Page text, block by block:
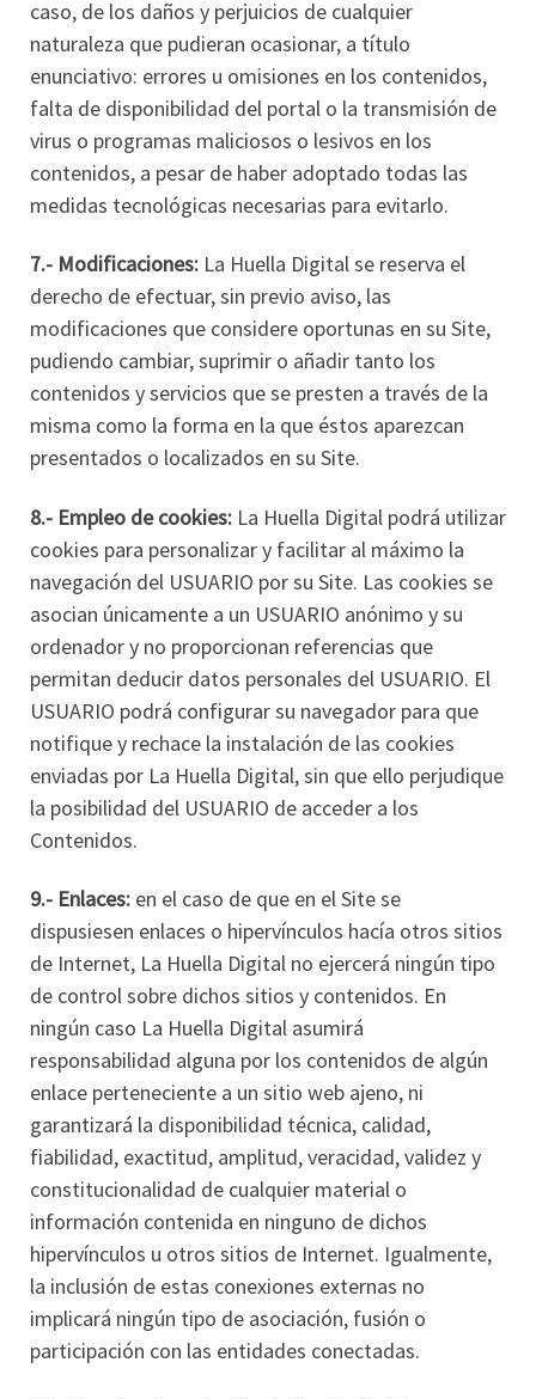
caso, de los daños y perjuicios de cualquier
naturaleza que pudieran ocasionar, a título
enunciativo: errores u omisiones en los contenidos,
falta de disponibilidad del portal o la transmisión de
virus o programas maliciosos o lesivos en los
contenidos, a pesar de haber adoptado todas las
medidas tecnológicas necesarias para evitarlo.
7.- Modificaciones: La Huella Digital se reserva el
derecho de efectuar, sin previo aviso, las
modificaciones que considere oportunas en su Site,
pudiendo cambiar, suprimir o añadir tanto los
contenidos y servicios que se presten a través de la
misma como la forma en la que éstos aparezcan
presentados o localizados en su Site.
8.- Empleo de cookies: La Huella Digital podrá utilizar
cookies para personalizar y facilitar al máximo la
navegación del USUARIO por su Site. Las cookies se
asocian únicamente a un USUARIO anónimo y su
ordenador y no proporcionan referencias que
permitan deducir datos personales del USUARIO. El
USUARIO podrá configurar su navegador para que
notifique y rechace la instalación de las cookies
enviadas por La Huella Digital, sin que ello perjudique
la posibilidad del USUARIO de acceder a los
Contenidos.
9.- Enlaces: en el caso de que en el Site se
dispusiesen enlaces o hipervínculos hacía otros sitios
de Internet, La Huella Digital no ejercerá ningún tipo
de control sobre dichos sitios y contenidos. En
ningún caso La Huella Digital asumirá
responsabilidad alguna por los contenidos de algún
enlace perteneciente a un sitio web ajeno, ni
garantizará la disponibilidad técnica, calidad,
fiabilidad, exactitud, amplitud, veracidad, validez y
constitucionalidad de cualquier material o
información contenida en ninguno de dichos
hipervínculos u otros sitios de Internet. Igualmente,
la inclusión de estas conexiones externas no
implicará ningún tipo de asociación, fusión o
participación con las entidades conectadas.